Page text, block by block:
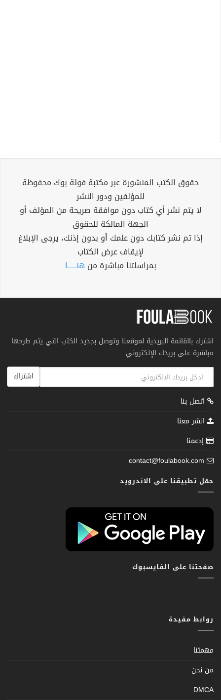
حقوق الكتب المنشورة عبر مكتبة فولة بوك محفوظة
للمؤلفين ودور النشر
لا يتم نشر أي كتاب دون موافقة صريحة من المؤلف أو
الجهة المالكة للحقوق
إذا تم نشر كتابك دون علمك أو بدون إذنك، يرجى الإبلاغ
لإيقاف عرض الكتاب
بمراسلتنا مباشرة من هنــــــا
اشترك بالقائمة البريدية لموقعنا وتوصل بجديد الكتب التي يتم طرحها
مباشرة على بريدك الإلكتروني
اشتراك
اتصل بنا
انشر معنا
إدعمنا
contact@foulabook.com
حمّل تطبيقنا على الاندرويد
صفحتنا على الفايسبوك
روابط مفيدة
مهمتنا
من نحن
DMCA